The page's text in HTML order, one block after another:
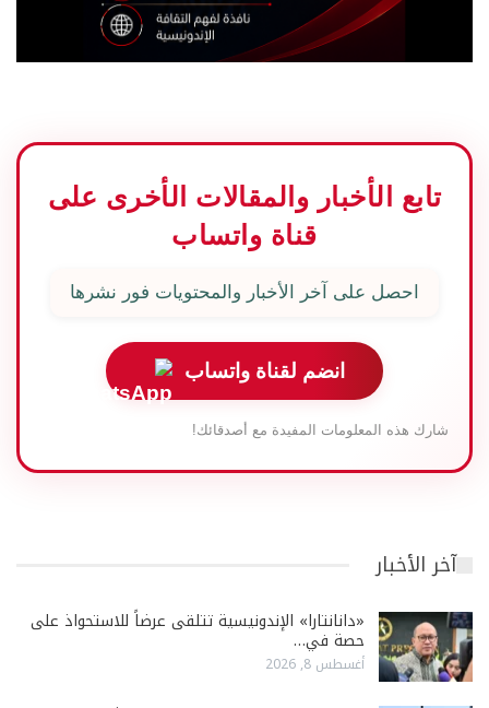
تابع الأخبار والمقالات الأخرى على
قناة واتساب
احصل على آخر الأخبار والمحتويات فور نشرها
انضم لقناة واتساب
شارك هذه المعلومات المفيدة مع أصدقائك!
آخر الأخبار
«دانانتارا» الإندونيسية تتلقى عرضاً للاستحواذ على
حصة في…
أغسطس 8, 2026